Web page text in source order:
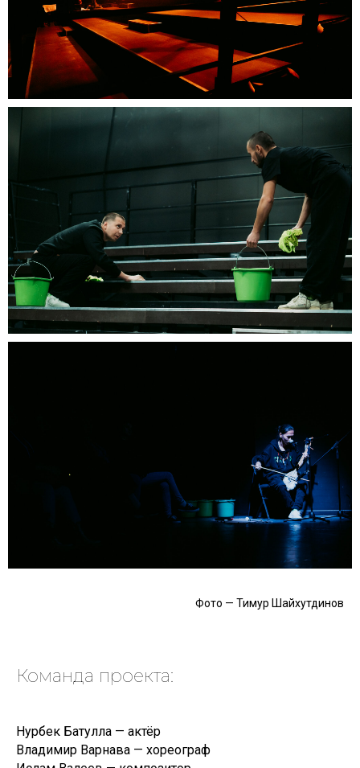
Фото — Тимур Шайхутдинов
Команда проекта:
Нурбек Батулла — актёр
Владимир Варнава — хореограф